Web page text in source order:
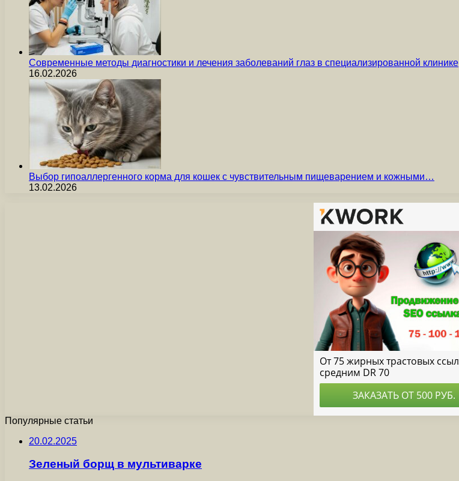
Современные методы диагностики и лечения заболеваний глаз в специализированной клинике
16.02.2026
Выбор гипоаллергенного корма для кошек с чувствительным пищеварением и кожными…
13.02.2026
Популярные статьи
20.02.2025
Зеленый борщ в мультиварке